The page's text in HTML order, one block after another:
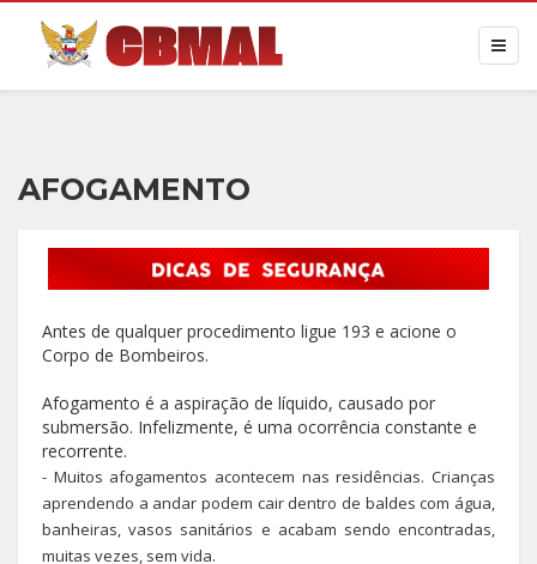
AFOGAMENTO
Antes de qualquer procedimento ligue 193 e acione o
Corpo de Bombeiros.
Afogamento é a aspiração de líquido, causado por
submersão. Infelizmente, é uma ocorrência constante e
recorrente.
- Muitos afogamentos acontecem nas residências. Crianças
aprendendo a andar podem cair dentro de baldes com água,
banheiras, vasos sanitários e acabam sendo encontradas,
muitas vezes, sem vida.